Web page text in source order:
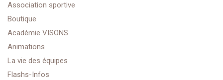
Association sportive
Boutique
Académie VISONS
Animations
La vie des équipes
Flashs-Infos